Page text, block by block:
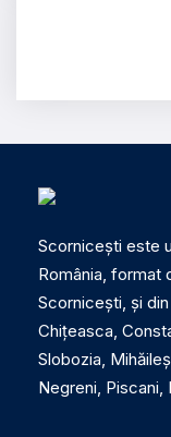
Scornicești este
România, format
Scornicești, și
Chițeasca,
Slobozia,
Negreni, Piscani,